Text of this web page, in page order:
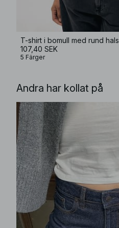
T-shirt i bomull med rund hals
107,40 SEK
5 Färger
Andra har kollat på